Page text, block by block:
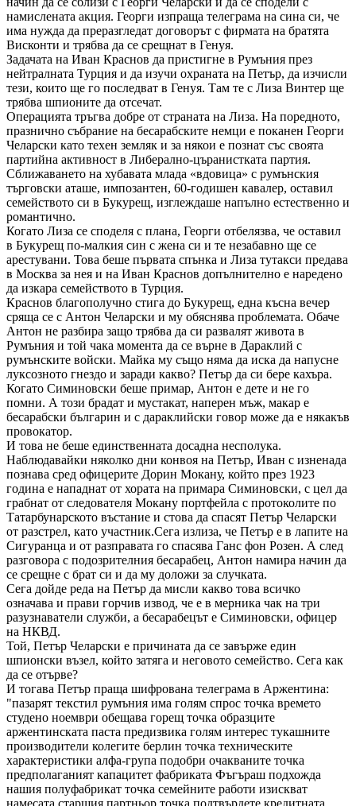
намислената акция. Георги изпраща телеграма на сина си, че
има нужда да преразгледат договорът с фирмата на братята
Висконти и трябва да се срещнат в Генуя.
Задачата на Иван Краснов да пристигне в Румъния през
нейтралната Турция и да изучи охраната на Петър, да изчисли
тези, които ще го последват в Генуя. Там те с Лиза Винтер ще
трябва шпионите да отсечат.
Операцията тръгва добре от страната на Лиза. На поредното,
празнично събрание на бесарабските немци е поканен Георги
Челарски като техен земляк и за някои е познат със своята
партийна активност в Либерално-църанистката партия.
Сближаването на хубавата млада «вдовица» с румънския
търговски аташе, импозантен, 60-годишен кавалер, оставил
семейството си в Букурещ, изглеждаше напълно естественно и
романтично.
Когато Лиза се споделя с плана, Георги отбелязва, че оставил
в Букурещ по-малкия син с жена си и те незабавно ще се
арестувани. Това беше първата спънка и Лиза тутакси предава
в Москва за нея и на Иван Краснов допълнително е наредено
да изкара семейството в Турция.
Краснов благополучно стига до Букурещ, една късна вечер
сряща се с Антон Челарски и му обяснява проблемата. Обаче
Антон не разбира защо трябва да си развалят живота в
Румъния и той чака момента да се върне в Дараклий с
румънските войски. Майка му също няма да иска да напусне
луксозното гнездо и заради какво? Петър да си бере кахъра.
Когато Симиновски беше примар, Антон е дете и не го
помни. А този брадат и мустакат, наперен мъж, макар е
бесарабски българин и с дараклийски говор може да е някакъв
провокатор.
И това не беше единственната досадна несполука.
Наблюдавайки няколко дни конвоя на Петър, Иван с изненада
познава сред офицерите Дорин Мокану, който през 1923
година е нападнат от хората на примара Симиновски, с цел да
грабнат от следователя Мокану портфейла с протоколите по
Татарбунарското въстание и стова да спасят Петър Челарски
от разстрел, като участник.Сега излиза, че Петър е в лапите на
Сигуранца и от разправата го спасява Ганс фон Розен. А след
разговора с подозрителния бесарабец, Антон намира начин да
се срещне с брат си и да му доложи за случката.
Сега дойде реда на Петър да мисли какво това всичко
означава и прави горчив извод, че е в мерника чак на три
разузнаватели служби, а бесарабецът е Симиновски, офицер
на НКВД.
Той, Петър Челарски е причината да се завърже един
шпионски възел, който затяга и неговото семейство. Сега как
да се отърве?
И тогава Петър праща шифрована телеграма в Аржентина:
"пазарят текстил румъния има голям спрос точка времето
студено ноември обещава горещ точка образците
аржентинската паста предизвика голям интерес тукашните
производители колегите берлин точка техническите
характеристики алфа-група подобри очакваните точка
предполаганият капацитет фабриката Фъгъраш подхожда
нашия полуфабрикат точка семейните работи изискват
намесата старшия партньор точка подтвърдете кредитната